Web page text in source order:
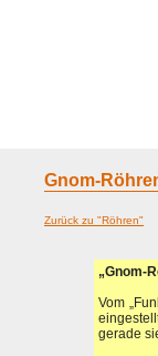
Gnom-
Zurück zu "Röhren"
„Gnom-
Vom
gerade